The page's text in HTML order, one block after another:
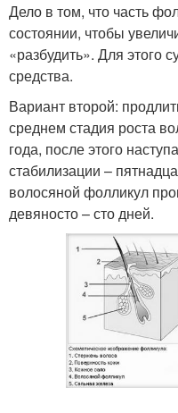
Дело в том, что часть
состоянии, чтобы
«разбудить». Для этого
средства.
Вариант второй:
среднем стадия роста
года, после этого
стабилизации –
волосяной фолликул
девяносто – сто дней.